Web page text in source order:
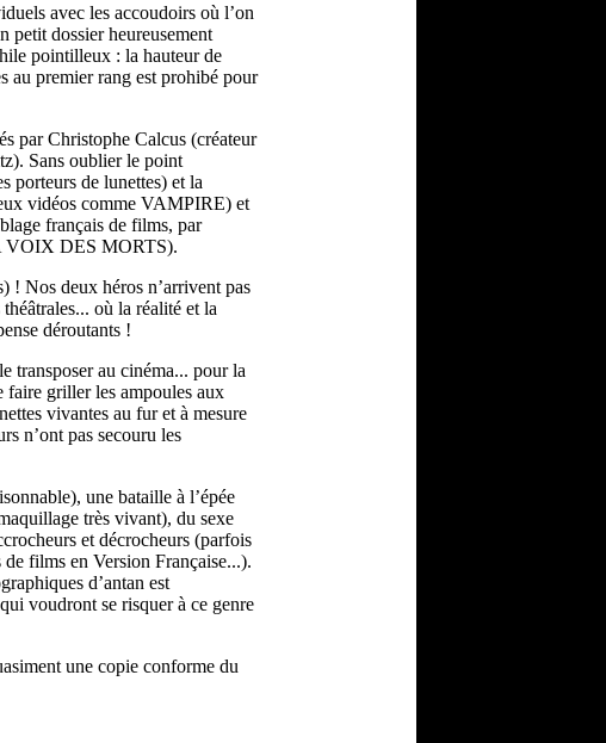
avec les accoudoirs où l’on
petit dossier heureusement
pointilleux : la hauteur de
au premier rang est prohibé pour
par Christophe Calcus (créateur
Sans oublier le point
porteurs de lunettes) et la
vidéos comme VAMPIRE) et
français de films, par
VOIX DES MORTS).
! Nos deux héros n’arrivent pas
où la réalité et la
déroutants !
transposer au cinéma... pour la
faire griller les ampoules aux
vivantes au fur et à mesure
n’ont pas secouru les
une bataille à l’épée
très vivant), du sexe
et décrocheurs (parfois
films en Version Française...).
d’antan est
voudront se risquer à ce genre
une copie conforme du